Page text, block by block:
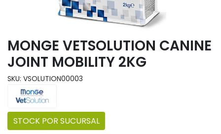
MONGE VETSOLUTION CANINE
JOINT MOBILITY 2KG
SKU: VSOLUTION00003
STOCK POR SUCURSAL